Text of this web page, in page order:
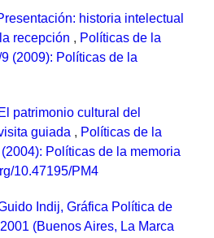
historia intelectual
recepción , Políticas de la
(2009): Políticas de la
El patrimonio cultural del
guiada , Políticas de la
Políticas de la memoria
10.47195/PM4
Indij, Gráfica Política de
(Buenos Aires, La Marca